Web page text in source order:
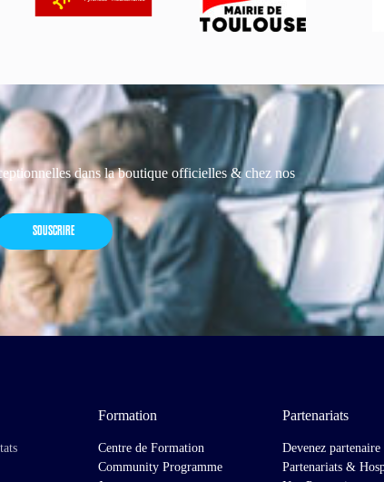
dans la boutique officielles & chez nos
SOUSCRIRE
Formation
Centre de Formation
Community Programme
Partenariats
Devenez partenaire
Partenariats &